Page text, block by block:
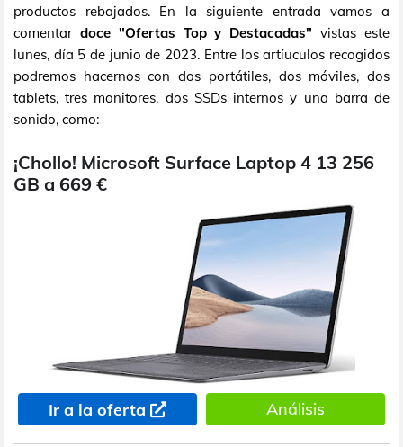
productos rebajados. En la siguiente entrada vamos a
comentar doce "Ofertas Top y Destacadas" vistas este
lunes, día 5 de junio de 2023. Entre los artíuculos recogidos
podremos hacernos con dos portátiles, dos móviles, dos
tablets, tres monitores, dos SSDs internos y una barra de
sonido, como:
¡Chollo! Microsoft Surface Laptop 4 13 256
GB a 669 €
Ir a la oferta Análisis